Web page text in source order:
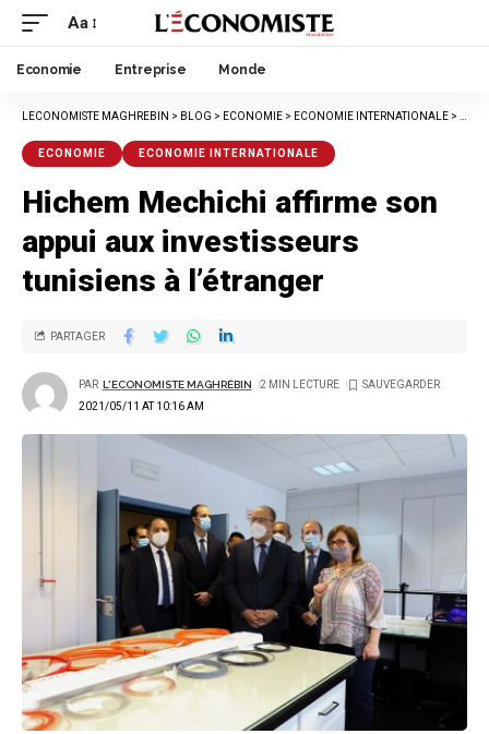
Aa
Economie Entreprise Monde
LECONOMISTE MAGHREBIN > BLOG > ECONOMIE > ECONOMIE INTERNATIONALE >
ECONOMIE ECONOMIE INTERNATIONALE
Hichem Mechichi affirme son
appui aux investisseurs
tunisiens à l’étranger
2021/05/11 AT 10:16 AM
PAR L'ECONOMISTE MAGHRÉBIN 2 MIN LECTURE
PARTAGER